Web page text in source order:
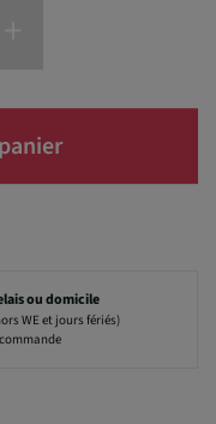
ou domicile
WE et jours fériés)